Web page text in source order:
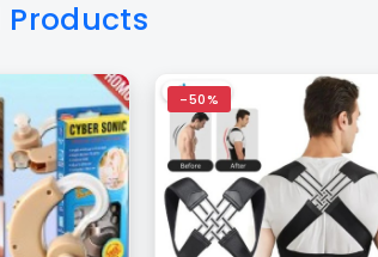
Products
-50%